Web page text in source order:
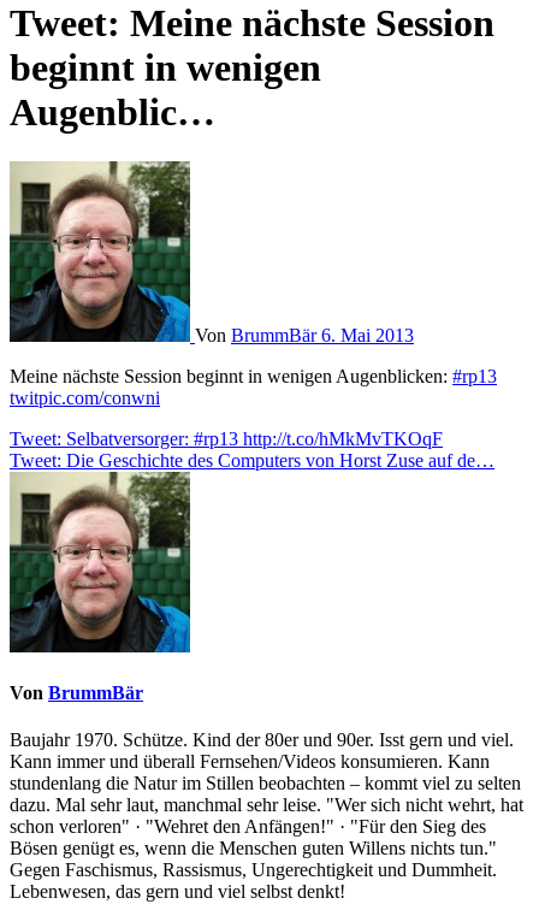
Tweet: Meine nächste Session
beginnt in wenigen
Augenblic…
Von BrummBär6. Mai 2013
Meine nächste Session beginnt in wenigen Augenblicken: #rp13
twitpic.com/conwni
Beitragsnavigation
Tweet: Selbatversorger: #rp13 http://t.co/hMkMvTKOqF
Tweet: Die Geschichte des Computers von Horst Zuse auf de…
Von BrummBär
Baujahr 1970. Schütze. Kind der 80er und 90er. Isst gern und viel.
Kann immer und überall Fernsehen/Videos konsumieren. Kann
stundenlang die Natur im Stillen beobachten – kommt viel zu selten
dazu. Mal sehr laut, manchmal sehr leise. "Wer sich nicht wehrt, hat
schon verloren" · "Wehret den Anfängen!" · "Für den Sieg des
Bösen genügt es, wenn die Menschen guten Willens nichts tun."
Gegen Faschismus, Rassismus, Ungerechtigkeit und Dummheit.
Lebenwesen, das gern und viel selbst denkt!